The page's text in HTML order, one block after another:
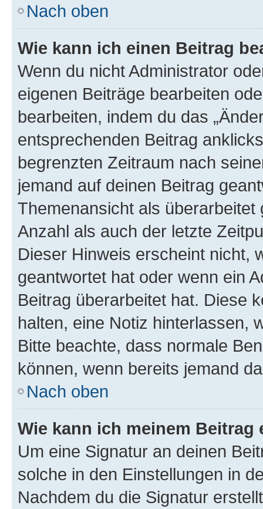
Nach oben
Wie kann ich einen Beitrag
Wenn du nicht Administrator
eigenen Beiträge bearbeiten
bearbeiten, indem du das
entsprechenden Beitrag
begrenzten Zeitraum nach
jemand auf deinen Beitrag
Themenansicht als
Anzahl als auch der letzte
Dieser Hinweis erscheint nicht,
geantwortet hat oder wenn ein
Beitrag überarbeitet hat. Diese
halten, eine Notiz hinterlassen,
Bitte beachte, dass normale
können, wenn bereits jemand
Nach oben
Wie kann ich meinem
Um eine Signatur an deinen
solche in den Einstellungen in
Nachdem du die Signatur